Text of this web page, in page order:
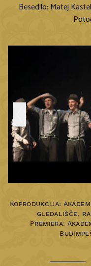
Besedilo: Matej
Koprodukcija:
gledališče,
Premiera: